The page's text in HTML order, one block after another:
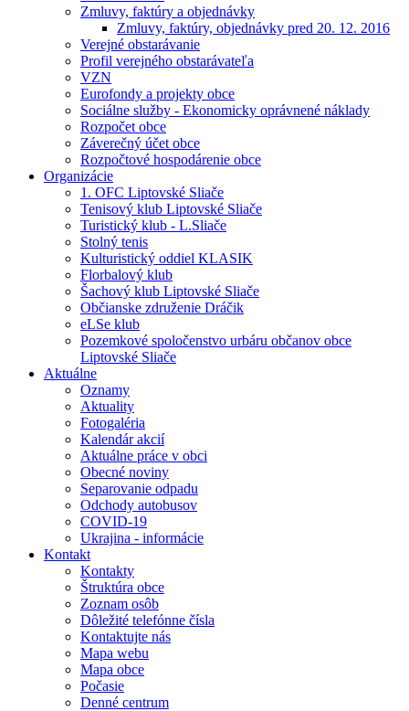
Zmluvy, faktúry a objednávky
Zmluvy, faktúry, objednávky pred 20. 12. 2016
Verejné obstarávanie
Profil verejného obstarávateľa
VZN
Eurofondy a projekty obce
Sociálne služby - Ekonomicky oprávnené náklady
Rozpočet obce
Záverečný účet obce
Rozpočtové hospodárenie obce
Organizácie
1. OFC Liptovské Sliače
Tenisový klub Liptovské Sliače
Turistický klub - L.Sliače
Stolný tenis
Kulturistický oddiel KLASIK
Florbalový klub
Šachový klub Liptovské Sliače
Občianske združenie Dráčik
eLSe klub
Pozemkové spoločenstvo urbáru občanov obce
Liptovské Sliače
Aktuálne
Oznamy
Aktuality
Fotogaléria
Kalendár akcií
Aktuálne práce v obci
Obecné noviny
Separovanie odpadu
Odchody autobusov
COVID-19
Ukrajina - informácie
Kontakt
Kontakty
Štruktúra obce
Zoznam osôb
Dôležité telefónne čísla
Kontaktujte nás
Mapa webu
Mapa obce
Počasie
Denné centrum